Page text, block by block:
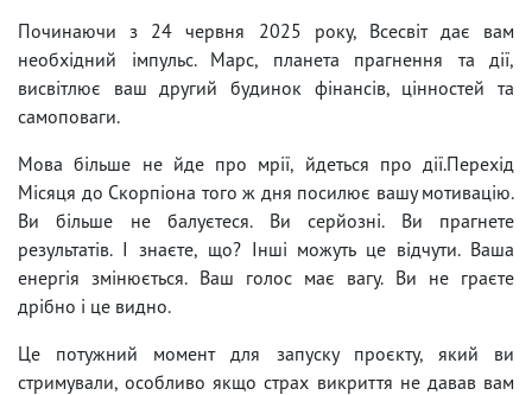
Починаючи з 24 червня 2025 року, Всесвіт дає вам
необхідний імпульс. Марс, планета прагнення та дії,
висвітлює ваш другий будинок фінансів, цінностей та
самоповаги.
Мова більше не йде про мрії, йдеться про дії.Перехід
Місяця до Скорпіона того ж дня посилює вашу мотивацію.
Ви більше не балуєтеся. Ви серйозні. Ви прагнете
результатів. І знаєте, що? Інші можуть це відчути. Ваша
енергія змінюється. Ваш голос має вагу. Ви не граєте
дрібно і це видно.
Це потужний момент для запуску проєкту, який ви
стримували, особливо якщо страх викриття не давав вам